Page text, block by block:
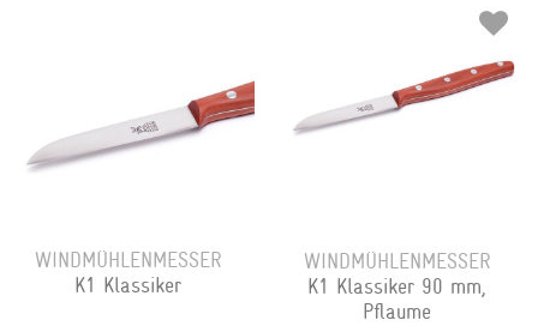
WINDMÜHLENMESSER
K1 Klassiker
WINDMÜHLENMESSER
K1 Klassiker 90 mm,
Pflaume